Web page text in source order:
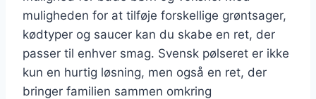
muligheden for at tilføje forskellige grøntsager,
kødtyper og saucer kan du skabe en ret, der
passer til enhver smag. Svensk pølseret er ikke
kun en hurtig løsning, men også en ret, der
bringer familien sammen omkring